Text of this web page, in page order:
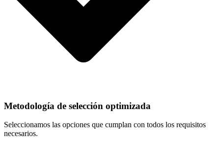
Metodología de selección optimizada
Seleccionamos las opciones que cumplan con todos los requisitos
necesarios.